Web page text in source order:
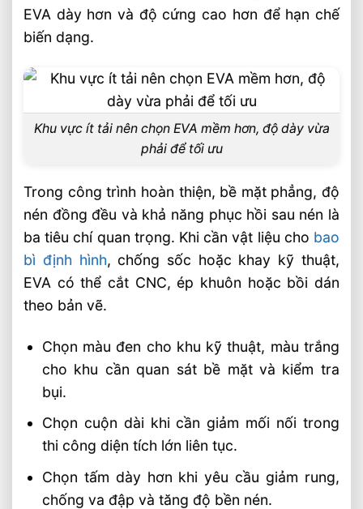
EVA dày hơn và độ cứng cao hơn để hạn chế
biến dạng.
Khu vực ít tải nên chọn EVA mềm hơn, độ dày vừa
phải để tối ưu
Trong công trình hoàn thiện, bề mặt phẳng, độ
nén đồng đều và khả năng phục hồi sau nén là
ba tiêu chí quan trọng. Khi cần vật liệu cho bao
bì định hình, chống sốc hoặc khay kỹ thuật,
EVA có thể cắt CNC, ép khuôn hoặc bồi dán
theo bản vẽ.
Chọn màu đen cho khu kỹ thuật, màu trắng
cho khu cần quan sát bề mặt và kiểm tra
bụi.
Chọn cuộn dài khi cần giảm mối nối trong
thi công diện tích lớn liên tục.
Chọn tấm dày hơn khi yêu cầu giảm rung,
chống va đập và tăng độ bền nén.